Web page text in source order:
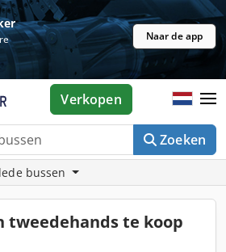
Naar de app
Zoeken
Verkopen
bussen
tweedehands te koop